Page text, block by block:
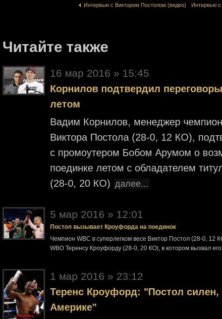
Интервью с Виктором Постолом (видео)
Интервью
Читайте также
16 мар 2016 » 15:45
Корнилов подтвердил
летом
Вадим Корнилов, менеджер
Виктора Постола (28-0, 12 КО),
с промоутером Бобом Арумом о
поединке летом с обладателем
(28-0, 20 КО) далее...
5 мар 2016 » 12:01
Постол вызывает Кроуфорда на поединок
Чемпион WBC в суперлегком весе Виктор Постол (28-0,
WBO Теренсу Кроуфорду (28-0, 20 КО), в котором вызвал
1 мар 2016 » 23:12
Теренс Кроуфорд: "Постол силен,
Америке"